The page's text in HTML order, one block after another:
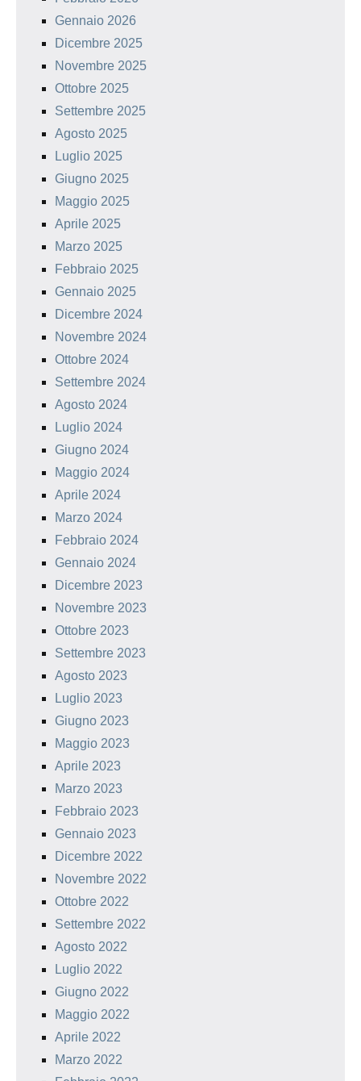
Gennaio 2026
Dicembre 2025
Novembre 2025
Ottobre 2025
Settembre 2025
Agosto 2025
Luglio 2025
Giugno 2025
Maggio 2025
Aprile 2025
Marzo 2025
Febbraio 2025
Gennaio 2025
Dicembre 2024
Novembre 2024
Ottobre 2024
Settembre 2024
Agosto 2024
Luglio 2024
Giugno 2024
Maggio 2024
Aprile 2024
Marzo 2024
Febbraio 2024
Gennaio 2024
Dicembre 2023
Novembre 2023
Ottobre 2023
Settembre 2023
Agosto 2023
Luglio 2023
Giugno 2023
Maggio 2023
Aprile 2023
Marzo 2023
Febbraio 2023
Gennaio 2023
Dicembre 2022
Novembre 2022
Ottobre 2022
Settembre 2022
Agosto 2022
Luglio 2022
Giugno 2022
Maggio 2022
Aprile 2022
Marzo 2022